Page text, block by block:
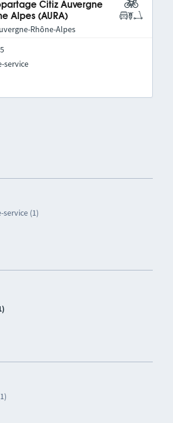
(1)
Citiz Auvergne
Alpes (AURA)
Rhône-Alpes
service